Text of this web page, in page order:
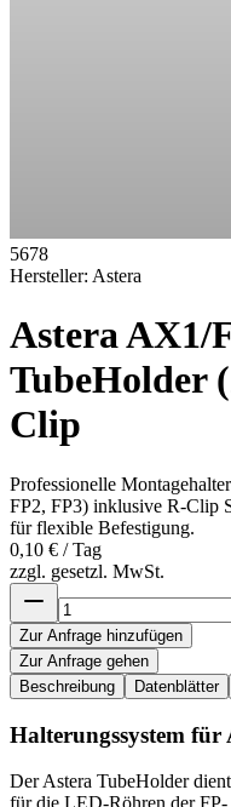
5678
Hersteller: Astera
Astera AX1/
TubeHolder
Clip
Professionelle
FP2, FP3) inklusive R-Clip
für flexible Befestigung.
0,10 € / Tag
zzgl. gesetzl. MwSt.
Zur Anfrage hinzufügen
Zur Anfrage gehen
Beschreibung
Datenblätter
Halterungssystem für
Der Astera TubeHolder